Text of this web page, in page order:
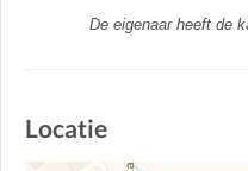
De eigenaar heeft de
Locatie